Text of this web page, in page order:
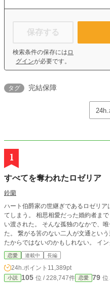
保存する
検索条件の保存には ロ
グインが必要です。
タグ 完結保障
1
すべてを奪われたロゼリア
鈴蘭
ハート伯爵家の世継ぎであるロゼリ
てしまう。 相思相愛だった婚約者ま
い渡された。 そんな孤独のなかで、
た。 繋がる筈のない二人が文通とい
たからではないのかもしれない。 イ
相手。 やがて、互いに特別な感情を
いに来た。 しかし、彼が文通相手だ
ったリリアンだった… 最終話まで予約投稿済みです。 少しでも気に入っていた
だけましたら、お気に入り登録で応
恋愛 連載中 長編
24h.ポイント 11,389pt
小説 105 位 / 228,747件 恋愛 79 位